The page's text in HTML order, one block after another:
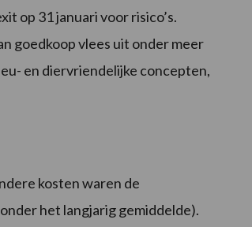
op 31 januari voor risico’s.
goedkoop vlees uit onder meer
en diervriendelijke concepten,
kosten waren de
het langjarig gemiddelde).